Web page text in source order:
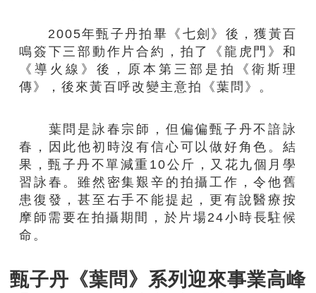
2005年甄子丹拍畢《七劍》後，獲黃百
鳴簽下三部動作片合約，拍了《龍虎門》和
《導火線》後，原本第三部是拍《衛斯理
傳》，後來黃百呼改變主意拍《葉問》。
葉問是詠春宗師，但偏偏甄子丹不諳詠
春，因此他初時沒有信心可以做好角色。結
果，甄子丹不單減重10公斤，又花九個月學
習詠春。雖然密集艱辛的拍攝工作，令他舊
患復發，甚至右手不能提起，更有說醫療按
摩師需要在拍攝期間，於片場24小時長駐候
命。
甄子丹《葉問》系列迎來事業高峰